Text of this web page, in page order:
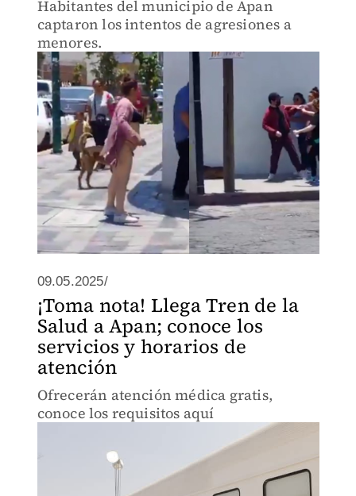
Habitantes del municipio de Apan
captaron los intentos de agresiones a
menores.
09.05.2025/
¡Toma nota! Llega Tren de la
Salud a Apan; conoce los
servicios y horarios de
atención
Ofrecerán atención médica gratis,
conoce los requisitos aquí